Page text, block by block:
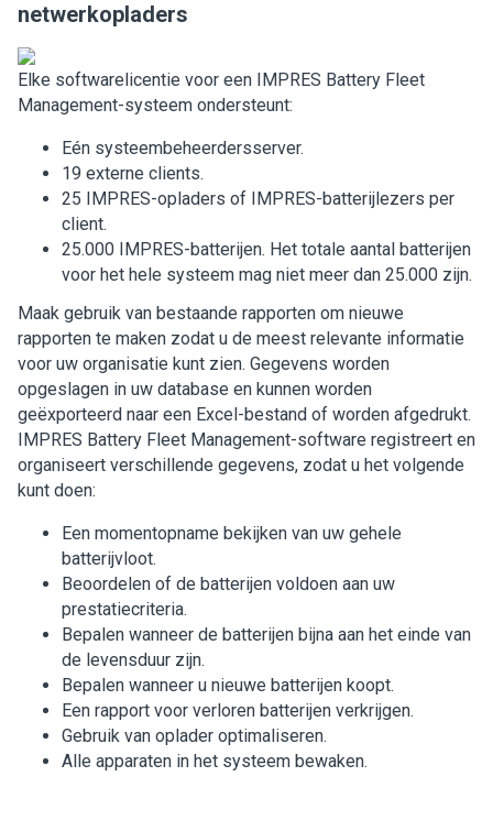
netwerkopladers
Elke softwarelicentie voor een IMPRES Battery Fleet
Management-systeem ondersteunt:
Eén systeembeheerdersserver.
19 externe clients.
25 IMPRES-opladers of IMPRES-batterijlezers per
client.
25.000 IMPRES-batterijen. Het totale aantal batterijen
voor het hele systeem mag niet meer dan 25.000 zijn.
Maak gebruik van bestaande rapporten om nieuwe
rapporten te maken zodat u de meest relevante informatie
voor uw organisatie kunt zien. Gegevens worden
opgeslagen in uw database en kunnen worden
geëxporteerd naar een Excel-bestand of worden afgedrukt.
IMPRES Battery Fleet Management-software registreert en
organiseert verschillende gegevens, zodat u het volgende
kunt doen:
Een momentopname bekijken van uw gehele
batterijvloot.
Beoordelen of de batterijen voldoen aan uw
prestatiecriteria.
Bepalen wanneer de batterijen bijna aan het einde van
de levensduur zijn.
Bepalen wanneer u nieuwe batterijen koopt.
Een rapport voor verloren batterijen verkrijgen.
Gebruik van oplader optimaliseren.
Alle apparaten in het systeem bewaken.